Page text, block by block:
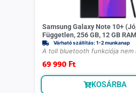
Samsung Galaxy Note 10+
Független, 256 GB, 12 GB
Várható szállítás: 1-2 munkanap
A toll bluetooth funkciója nem
69 990 Ft
KOSÁRBA